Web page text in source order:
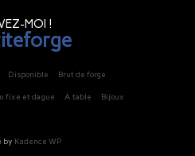
MOI !
Disponible Brut de forge
fixe et dague À table Bijoux
by Kadence WP